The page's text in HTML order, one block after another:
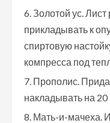
Золотой ус. Лист
прикладывать к
спиртовую
компресса под
Прополис.
накладывать на
Мать-и-мачеха.